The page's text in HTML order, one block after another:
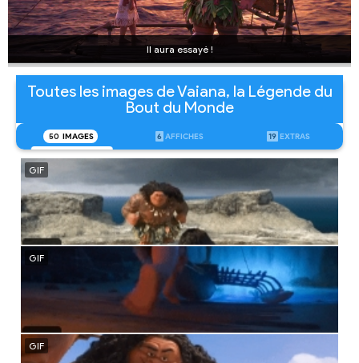
Il aura essayé !
Toutes les images de Vaiana, la Légende du
Bout du Monde
50 IMAGES 6 AFFICHES 19 EXTRAS